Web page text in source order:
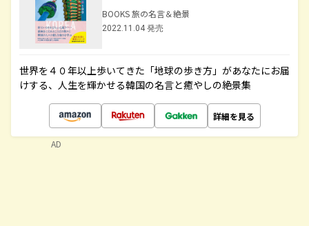
BOOKS 旅の名言＆絶景
2022.11.04 発売
世界を４０年以上歩いてきた「地球の歩き方」があなたにお届
けする、人生を輝かせる韓国の名言と癒やしの絶景集
詳細を見る
AD